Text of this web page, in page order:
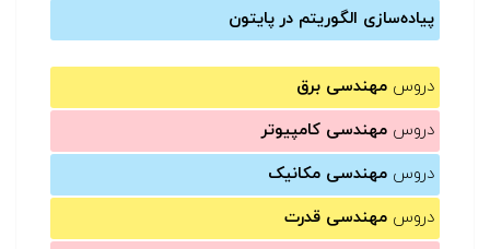
پیاده‌سازی الگوریتم در پایتون
دروس مهندسی برق
دروس مهندسی کامپیوتر
دروس مهندسی مکانیک
دروس مهندسی قدرت